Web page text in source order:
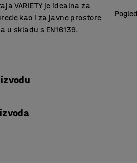
VARIETY je idealna za
kao i za javne prostore
u skladu s EN16139.
salona i čekaonica, te ureda i
Visina nogu daje elegantan